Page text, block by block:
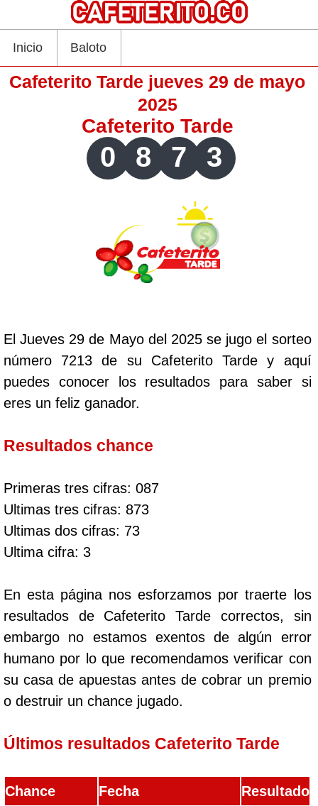
Inicio Baloto
Cafeterito Tarde jueves 29 de mayo
2025
Cafeterito Tarde
0 8 7 3
El Jueves 29 de Mayo del 2025 se jugo el sorteo
número 7213 de su Cafeterito Tarde y aquí
puedes conocer los resultados para saber si
eres un feliz ganador.
Resultados chance
Primeras tres cifras: 087
Ultimas tres cifras: 873
Ultimas dos cifras: 73
Ultima cifra: 3
En esta página nos esforzamos por traerte los
resultados de Cafeterito Tarde correctos, sin
embargo no estamos exentos de algún error
humano por lo que recomendamos verificar con
su casa de apuestas antes de cobrar un premio
o destruir un chance jugado.
Últimos resultados Cafeterito Tarde
Chance Fecha
Resultado